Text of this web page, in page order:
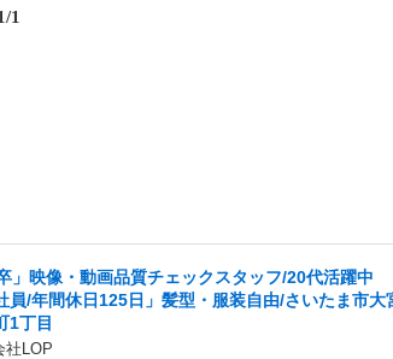
1
」映像・動画品質チェックスタッフ/20代活躍中
員/年間休日125日」髪型・服装自由/さいたま市大
1丁目
社LOP